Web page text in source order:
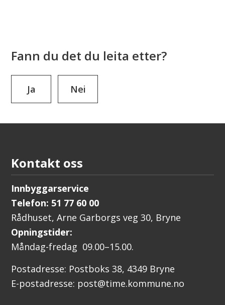
Fann du det du leita etter?
Ja Nei
Kontakt oss
Innbyggarservice
Telefon: 51 77 60 00
Rådhuset, Arne Garborgs veg 30, Bryne
Opningstider:
Måndag-fredag 09.00–15.00.
Postadresse: Postboks 38, 4349 Bryne
E-postadresse: post@time.kommune.no